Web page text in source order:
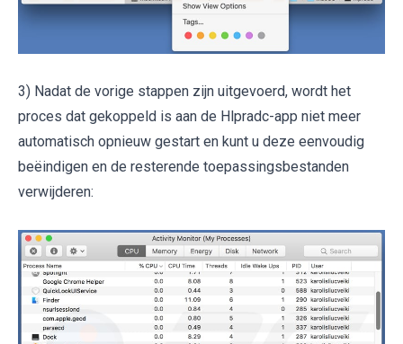
3) Nadat de vorige stappen zijn uitgevoerd, wordt het
proces dat gekoppeld is aan de Hlpradc-app niet meer
automatisch opnieuw gestart en kunt u deze eenvoudig
beëindigen en de resterende toepassingsbestanden
verwijderen: